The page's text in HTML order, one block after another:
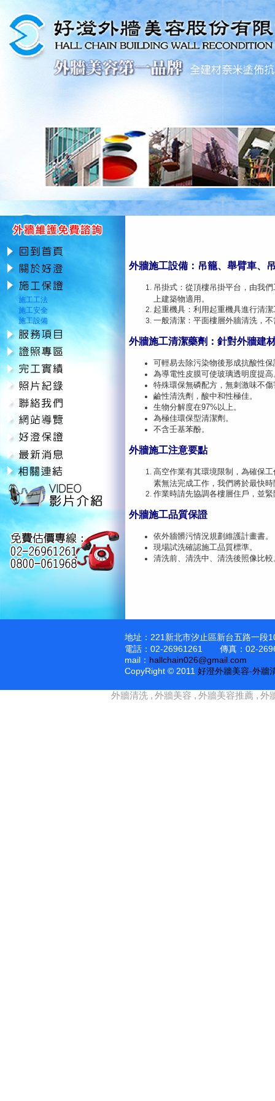
施工工法
施工安全
施工設備
外牆施工設備：吊籠、舉臂車、
吊掛式：從頂樓吊掛平台，由我
上建築物適用。
起重機具：利用起重機具進行清
一般清潔：平面樓層外牆清洗，
外牆施工清潔藥劑：針對外牆建
可輕易去除污染物後形成抗酸性保
為導電性皮膜可使玻璃透明度提高
特殊環保無磷配方，無刺激味不
鹼性清洗劑，酸中和性極佳。
生物分解度在97%以上。
為極佳環保型清潔劑。
不含壬基苯酚。
外牆施工注意要點
高空作業有其環境限制，為確保
素無法完成工作，我們將於最快
作業時請先協調各樓層住戶，並
外牆施工品質保證
依外牆髒污情況規劃維護計畫書。
現場試洗確認施工品質標準。
清洗前、清洗中、清洗後照像比較
地址：221新北市汐止區新台五路一段
電話：02-26961261 傳真：02-
mail： hallchain026@gmail.com
CopyRight © 2011 好澄外牆美容-外牆
外牆清洗 外牆美容 外牆美容推薦 外